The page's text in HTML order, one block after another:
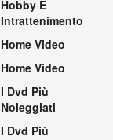
Hobby E
Intrattenimento
Home Video
Home Video
I Dvd Più
Noleggiati
I Dvd Più